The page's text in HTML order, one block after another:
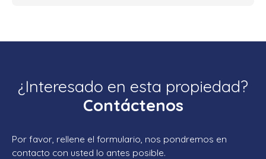
¿Interesado en esta propiedad?
Contáctenos
Por favor, rellene el formulario, nos pondremos en
contacto con usted lo antes posible.